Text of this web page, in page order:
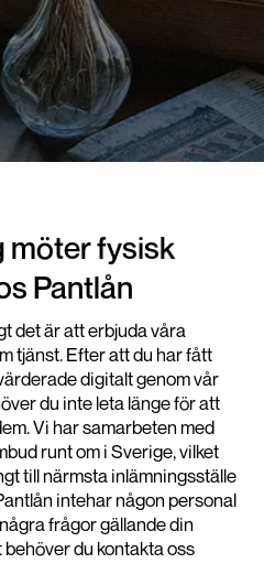
möter fysisk
Pantlån
det är att erbjuda våra
tjänst. Efter att du har fått
digitalt genom vår
du inte leta länge för att
Vi har samarbeten med
runt om i Sverige, vilket
till närmsta inlämningsställe
intehar någon personal
frågor gällande din
du kontakta oss